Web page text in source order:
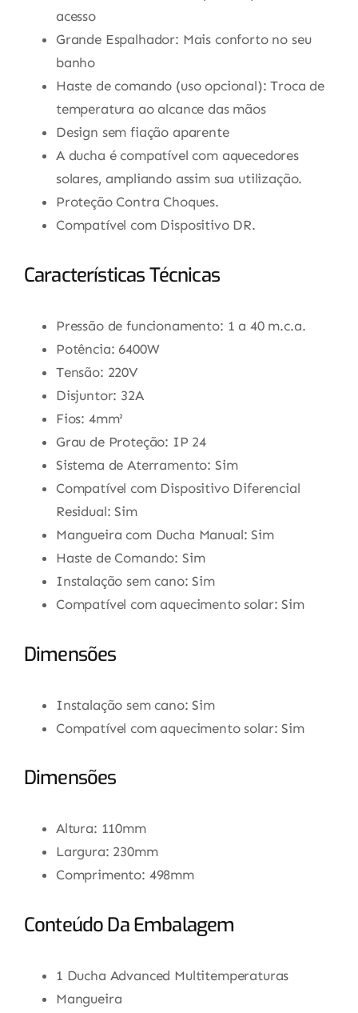
acesso
Grande Espalhador: Mais conforto no seu
banho
Haste de comando (uso opcional): Troca de
temperatura ao alcance das mãos
Design sem fiação aparente
A ducha é compatível com aquecedores
solares, ampliando assim sua utilização.
Proteção Contra Choques.
Compatível com Dispositivo DR.
Características Técnicas
Pressão de funcionamento: 1 a 40 m.c.a.
Potência: 6400W
Tensão: 220V
Disjuntor: 32A
Fios: 4mm²
Grau de Proteção: IP 24
Sistema de Aterramento: Sim
Compatível com Dispositivo Diferencial
Residual: Sim
Mangueira com Ducha Manual: Sim
Haste de Comando: Sim
Instalação sem cano: Sim
Compatível com aquecimento solar: Sim
Dimensões
Instalação sem cano: Sim
Compatível com aquecimento solar: Sim
Dimensões
Altura: 110mm
Largura: 230mm
Comprimento: 498mm
Conteúdo Da Embalagem
1 Ducha Advanced Multitemperaturas
Mangueira